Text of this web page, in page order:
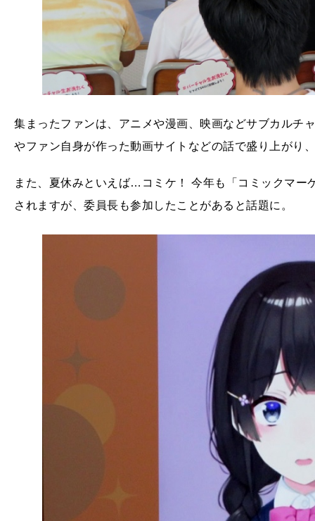
集まったファンは、アニメや漫画、映画などサブカルチ
やファン自身が作った動画サイトなどの話で盛り上がり
また、夏休みといえば…コミケ！ 今年も「コミックマ
されますが、委員長も参加したことがあると話題に。